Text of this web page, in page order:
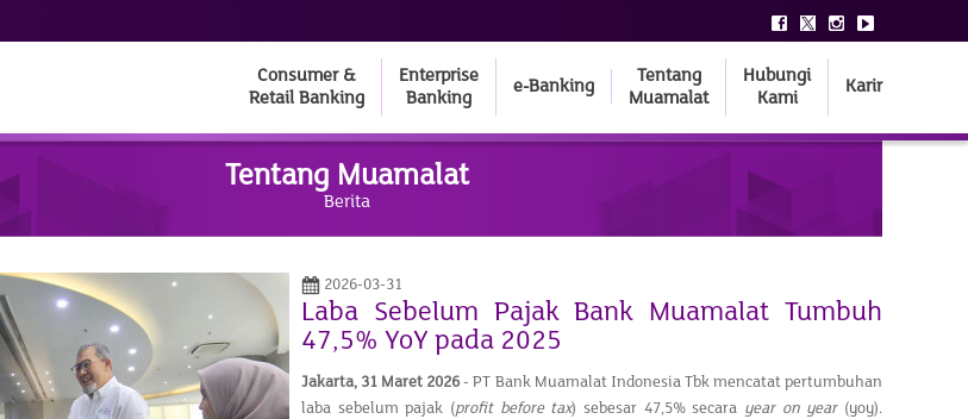
Consumer &
Retail Banking
Enterprise
Banking
e-Banking
Tentang
Muamalat
Hubungi
Kami
Karir
Tentang Muamalat
Berita
2026-03-31
Laba Sebelum Pajak Bank Muamalat Tumbuh
47,5% YoY pada 2025
Jakarta, 31 Maret 2026- PT Bank Muamalat Indonesia Tbk mencatat pertumbuhan
laba sebelum pajak (profit before tax) sebesar 47,5% secara year on year(yoy).